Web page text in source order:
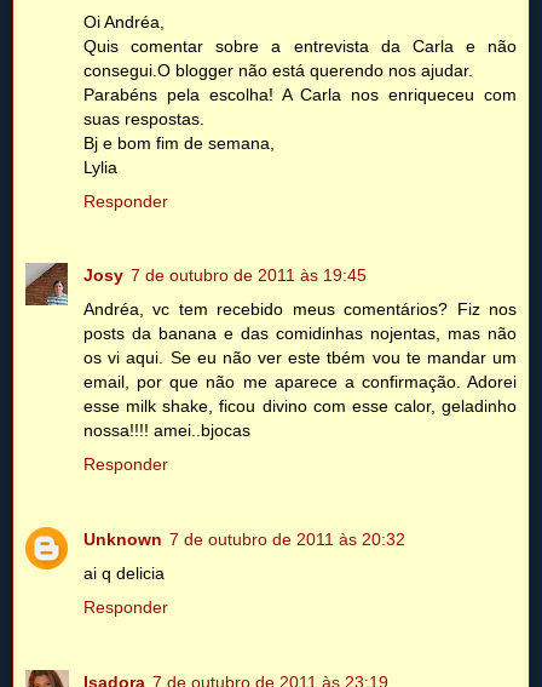
Oi Andréa,
Quis comentar sobre a entrevista da Carla e não
consegui.O blogger não está querendo nos ajudar.
Parabéns pela escolha! A Carla nos enriqueceu com
suas respostas.
Bj e bom fim de semana,
Lylia
Responder
Josy 7 de outubro de 2011 às 19:45
Andréa, vc tem recebido meus comentários? Fiz nos
posts da banana e das comidinhas nojentas, mas não
os vi aqui. Se eu não ver este tbém vou te mandar um
email, por que não me aparece a confirmação. Adorei
esse milk shake, ficou divino com esse calor, geladinho
nossa!!!! amei..bjocas
Responder
Unknown 7 de outubro de 2011 às 20:32
ai q delicia
Responder
Isadora 7 de outubro de 2011 às 23:19